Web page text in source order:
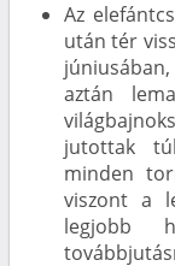
Az
után tér
aztán
jutottak
minden
viszont a
legjobb